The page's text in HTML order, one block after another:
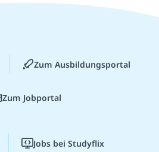
Zum Ausbildungsportal
Zum Jobportal
Jobs bei Studyflix